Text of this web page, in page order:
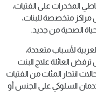
المخدرات على الفتيات،
مراكز متخصصة للبنات،
الصحية من جديد.
لأسباب متعددة،
العائلة علاج البنت
انتحار المئات من الفتيات
السلوكي على الجنس أو